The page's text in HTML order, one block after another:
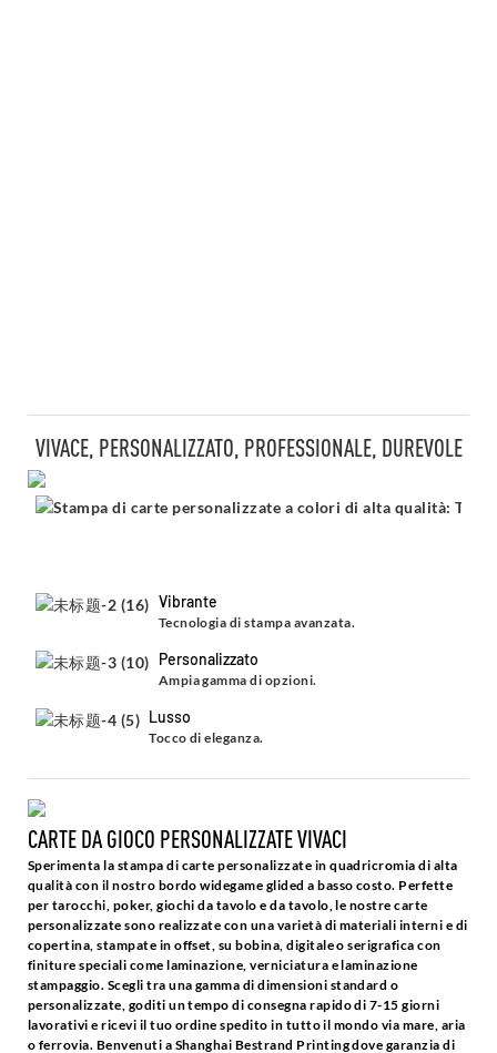
VIVACE, PERSONALIZZATO, PROFESSIONALE, DUREVOLE
Vibrante
Tecnologia di stampa avanzata.
Personalizzato
Ampia gamma di opzioni.
Lusso
Tocco di eleganza.
CARTE DA GIOCO PERSONALIZZATE VIVACI
Sperimenta la stampa di carte personalizzate in quadricromia di alta
qualità con il nostro bordo widegame glided a basso costo. Perfette
per tarocchi, poker, giochi da tavolo e da tavolo, le nostre carte
personalizzate sono realizzate con una varietà di materiali interni e di
copertina, stampate in offset, su bobina, digitale o serigrafica con
finiture speciali come laminazione, verniciatura e laminazione
stampaggio. Scegli tra una gamma di dimensioni standard o
personalizzate, goditi un tempo di consegna rapido di 7-15 giorni
lavorativi e ricevi il tuo ordine spedito in tutto il mondo via mare, aria
o ferrovia. Benvenuti a Shanghai Bestrand Printing dove garanzia di